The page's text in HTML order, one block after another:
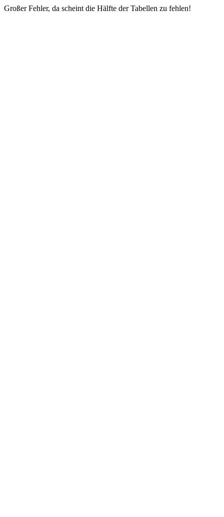
Großer Fehler, da scheint die Hälfte der Tabellen zu fehlen!